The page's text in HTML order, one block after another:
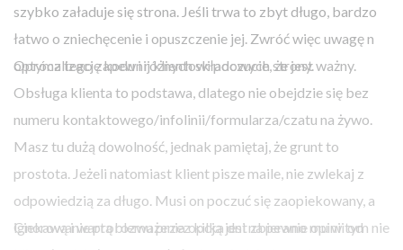
szybko załaduje się strona. Jeśli trwa to zbyt długo, bardzo
łatwo o zniechęcenie i opuszczenie jej. Zwróć więc uwagę na
optymalizację kodu i różnych składowych strony.
Oprócz tego zapewnij klientowi poczucie, że jest ważny.
Obsługa klienta to podstawa, dlatego nie obejdzie się bez
numeru kontaktowego/infolinii/formularza/czatu na żywo.
Masz tu dużą dowolność, jednak pamiętaj, że grunt to
prostota. Jeżeli natomiast klient pisze maile, nie zwlekaj z
odpowiedzią za długo. Musi on poczuć się zaopiekowany, a
ignorowanie problemu przez kilka dni na pewno mu w tym nie
Ciekawą i wartą rozważenia opcją jest zbieranie opinii od